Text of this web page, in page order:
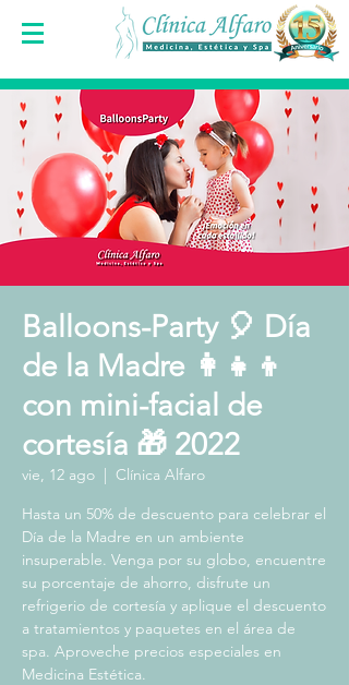
Balloons-Party 🎈 Día
de la Madre 👩‍👧‍👦
con mini-facial de
cortesía 🎁 2022
vie, 12 ago
  |
Clínica Alfaro
Hasta un 50% de descuento para celebrar el
Día de la Madre en un ambiente
insuperable. Venga por su globo, encuentre
su porcentaje de ahorro, disfrute un
refrigerio de cortesía y aplique el descuento
a tratamientos y paquetes en el área de
spa. Aproveche precios especiales en
Medicina Estética.